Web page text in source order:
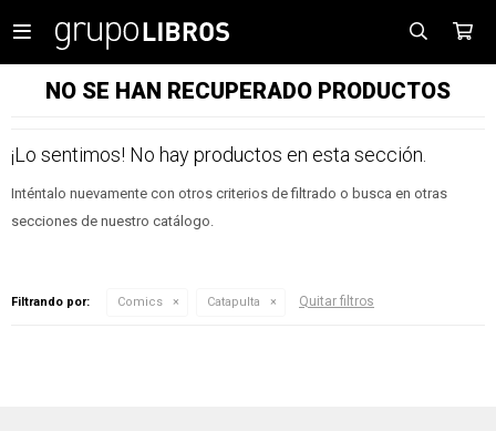

NO SE HAN RECUPERADO PRODUCTOS
¡Lo sentimos! No hay productos en esta sección.
Inténtalo nuevamente con otros criterios de filtrado o busca en otras
secciones de nuestro catálogo.
Filtrando por: Comics Catapulta Quitar filtros